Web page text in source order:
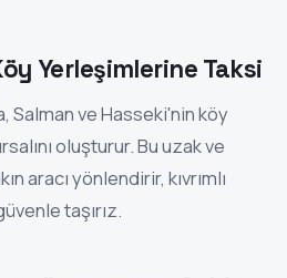
Yerleşimlerine Taksi
Salman ve Hasseki'nin köy
oluşturur. Bu uzak ve
aracı yönlendirir, kıvrımlı
taşırız.